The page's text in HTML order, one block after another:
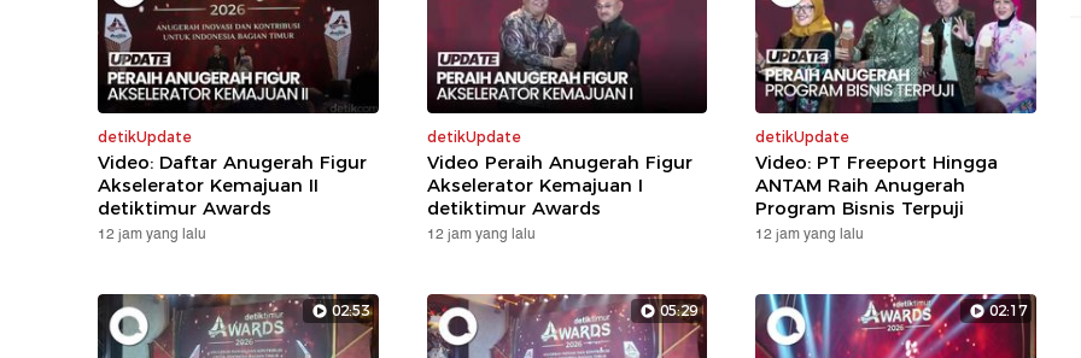
detikUpdate
Video: Daftar Anugerah Figur
Akselerator Kemajuan II
detiktimur Awards
12 jam yang lalu
detikUpdate
Video Peraih Anugerah Figur
Akselerator Kemajuan I
detiktimur Awards
12 jam yang lalu
detikUpdate
Video: PT Freeport Hingga
ANTAM Raih Anugerah
Program Bisnis Terpuji
12 jam yang lalu
02:53 05:29 02:17